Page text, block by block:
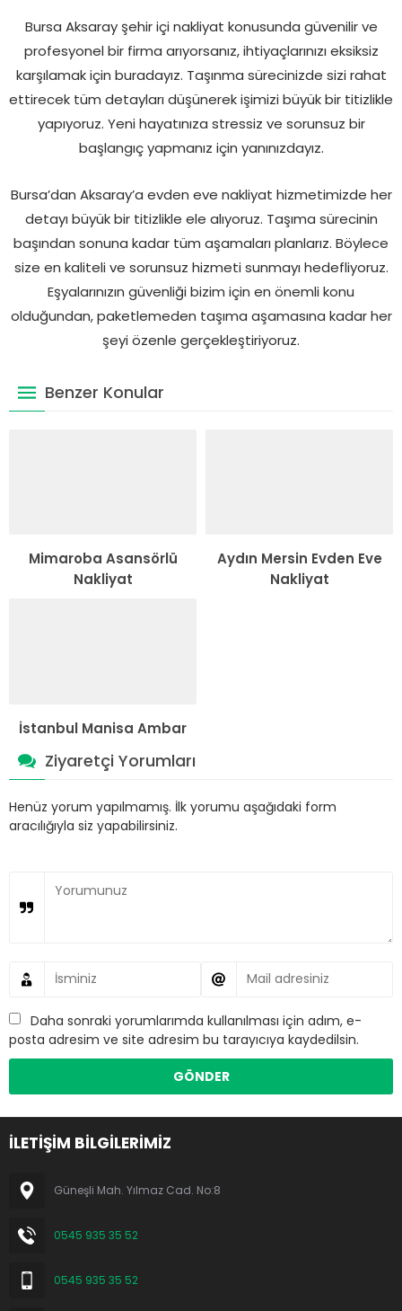
Bursa Aksaray şehir içi nakliyat konusunda güvenilir ve
profesyonel bir firma arıyorsanız, ihtiyaçlarınızı eksiksiz
karşılamak için buradayız. Taşınma sürecinizde sizi rahat
ettirecek tüm detayları düşünerek işimizi büyük bir titizlikle
yapıyoruz. Yeni hayatınıza stressiz ve sorunsuz bir
başlangıç yapmanız için yanınızdayız.
Bursa’dan Aksaray’a evden eve nakliyat hizmetimizde her
detayı büyük bir titizlikle ele alıyoruz. Taşıma sürecinin
başından sonuna kadar tüm aşamaları planlarız. Böylece
size en kaliteli ve sorunsuz hizmeti sunmayı hedefliyoruz.
Eşyalarınızın güvenliği bizim için en önemli konu
olduğundan, paketlemeden taşıma aşamasına kadar her
şeyi özenle gerçekleştiriyoruz.
Benzer Konular
Mimaroba Asansörlü
Nakliyat
Aydın Mersin Evden Eve
Nakliyat
İstanbul Manisa Ambar
Ziyaretçi Yorumları
Henüz yorum yapılmamış. İlk yorumu aşağıdaki form
aracılığıyla siz yapabilirsiniz.
Daha sonraki yorumlarımda kullanılması için adım, e-
posta adresim ve site adresim bu tarayıcıya kaydedilsin.
İLETİŞİM BİLGİLERİMİZ
Güneşli Mah. Yılmaz Cad. No:8
0545 935 35 52
0545 935 35 52